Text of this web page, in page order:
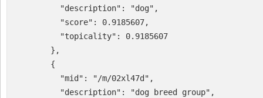
          "description": "dog",
          "score": 0.9185607,
          "topicality": 0.9185607
        },
        {
          "mid": "/m/02xl47d",
          "description": "dog breed group",